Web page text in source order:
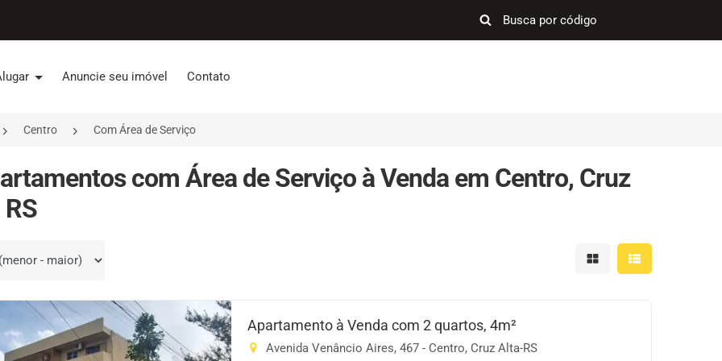
Anuncie seu imóvel Contato
Centro Com Área de Serviço
com Área de Serviço à Venda em Centro, Cruz
Mostrar resultados em
Mostrar
Apartamento à Venda com 2 quartos, 4m²
Avenida Venâncio Aires, 467 - Centro, Cruz Alta-RS